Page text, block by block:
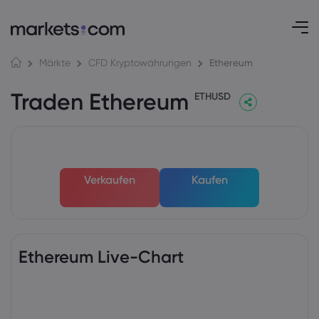
Märkte CFD Kryptowährungen Ethereum
Traden Ethereum ETHUSD
Verkaufen Kaufen
Ethereum Live-Chart